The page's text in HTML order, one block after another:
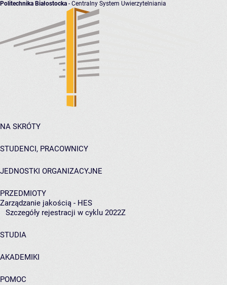
Politechnika Białostocka - Centralny System Uwierzytelniania
NA SKRÓTY
STUDENCI, PRACOWNICY
JEDNOSTKI ORGANIZACYJNE
PRZEDMIOTY
Zarządzanie jakością - HES
Szczegóły rejestracji w cyklu 2022Z
STUDIA
AKADEMIKI
POMOC